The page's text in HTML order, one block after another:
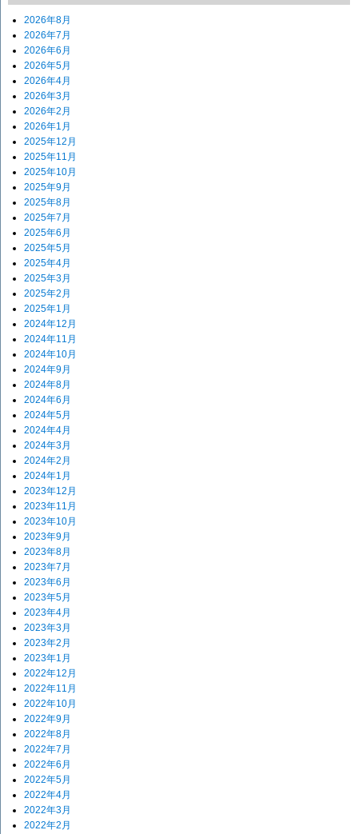
2026年8月
2026年7月
2026年6月
2026年5月
2026年4月
2026年3月
2026年2月
2026年1月
2025年12月
2025年11月
2025年10月
2025年9月
2025年8月
2025年7月
2025年6月
2025年5月
2025年4月
2025年3月
2025年2月
2025年1月
2024年12月
2024年11月
2024年10月
2024年9月
2024年8月
2024年6月
2024年5月
2024年4月
2024年3月
2024年2月
2024年1月
2023年12月
2023年11月
2023年10月
2023年9月
2023年8月
2023年7月
2023年6月
2023年5月
2023年4月
2023年3月
2023年2月
2023年1月
2022年12月
2022年11月
2022年10月
2022年9月
2022年8月
2022年7月
2022年6月
2022年5月
2022年4月
2022年3月
2022年2月